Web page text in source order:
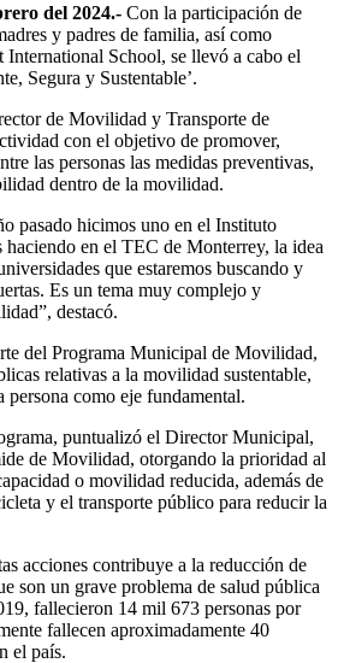
del 2024.- Con la participación de
y padres de familia, así como
School, se llevó a cabo el
Segura y Sustentable’.
de Movilidad y Transporte de
con el objetivo de promover,
las personas las medidas preventivas,
dentro de la movilidad.
pasado hicimos uno en el Instituto
haciendo en el TEC de Monterrey, la idea
que estaremos buscando y
Es un tema muy complejo y
destacó.
del Programa Municipal de Movilidad,
relativas a la movilidad sustentable,
persona como eje fundamental.
puntualizó el Director Municipal,
de Movilidad, otorgando la prioridad al
o movilidad reducida, además de
y el transporte público para reducir la
acciones contribuye a la reducción de
son un grave problema de salud pública
fallecieron 14 mil 673 personas por
fallecen aproximadamente 40
el país.